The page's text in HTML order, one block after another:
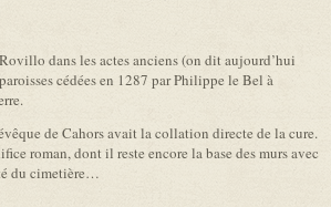
dans les actes anciens (on dit aujourd’hui
cédées en 1287 par Philippe le Bel à
de Cahors avait la collation directe de la cure.
roman, dont il reste encore la base des murs avec
du cimetière…